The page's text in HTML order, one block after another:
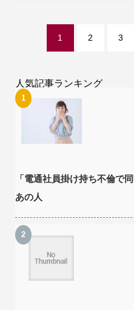
1 2 3
人気記事ランキング
「電通社員掛け持ち不倫で
あの人